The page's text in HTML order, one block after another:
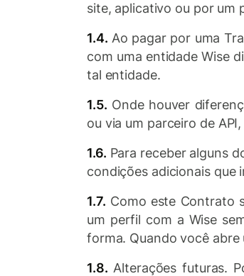
site, aplicativo ou por um
1.4. Ao pagar por uma
com uma entidade Wise
tal entidade.
1.5. Onde houver
ou via um parceiro de
1.6. Para receber alguns
condições adicionais que
1.7. Como este Contrato
um perfil com a Wise
forma. Quando você
1.8. Alterações futuras.